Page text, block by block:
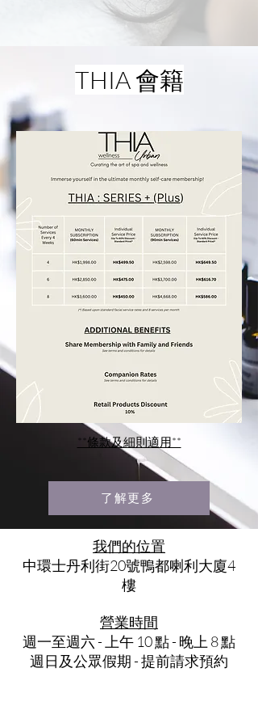
THIA 會籍
**條款及細則適用**
了解更多
我們的位置
中環士丹利街20號鴨都喇利大廈4
樓
營業時間
週一至週六 - 上午 10 點 - 晚上 8 點
週日及公眾假期 - 提前請求預約